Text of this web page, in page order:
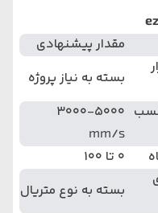
مقدار پیشنهادی
بسته به نیاز پروژه
3000-5000
mm/s
0 تا 100
بسته به نوع متریال